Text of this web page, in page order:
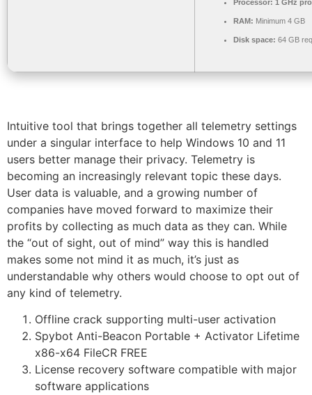
Processor: 1 GHz
RAM: Minimum 4 GB
Disk space: 64 GB
Intuitive tool that brings together all telemetry settings
under a singular interface to help Windows 10 and 11
users better manage their privacy. Telemetry is
becoming an increasingly relevant topic these days.
User data is valuable, and a growing number of
companies have moved forward to maximize their
profits by collecting as much data as they can. While
the “out of sight, out of mind” way this is handled
makes some not mind it as much, it’s just as
understandable why others would choose to opt out of
any kind of telemetry.
Offline crack supporting multi-user activation
Spybot Anti-Beacon Portable + Activator Lifetime
x86-x64 FileCR FREE
License recovery software compatible with major
software applications